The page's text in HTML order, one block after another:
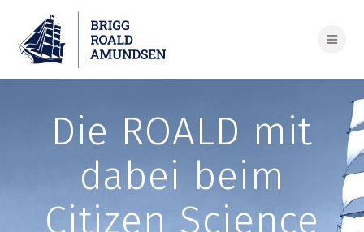
Die ROALD mit
dabei beim
Citizen Science